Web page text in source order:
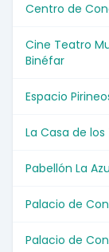
Centro de
Cine Teatro
Binéfar
Espacio
La Casa de
Pabellón La
Palacio de
Palacio de